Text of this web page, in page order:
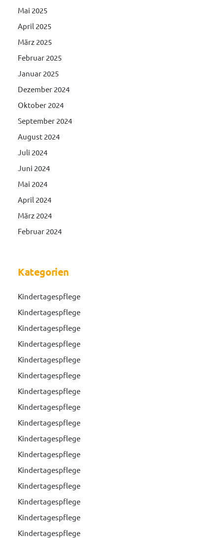
Mai 2025
April 2025
März 2025
Februar 2025
Januar 2025
Dezember 2024
Oktober 2024
September 2024
August 2024
Juli 2024
Juni 2024
Mai 2024
April 2024
März 2024
Februar 2024
Kategorien
Kindertagespflege
Kindertagespflege
Kindertagespflege
Kindertagespflege
Kindertagespflege
Kindertagespflege
Kindertagespflege
Kindertagespflege
Kindertagespflege
Kindertagespflege
Kindertagespflege
Kindertagespflege
Kindertagespflege
Kindertagespflege
Kindertagespflege
Kindertagespflege